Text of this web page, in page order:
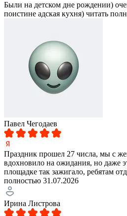
Были на детском дне рождении)
поистине адская кухня) читать
Павел Чегодаев
Праздник прошел 27 числа, мы с
вдохновило на ожидания, но даже
площадке так зажигало, ребятам
полностью 31.07.2026
Ирина Листрова